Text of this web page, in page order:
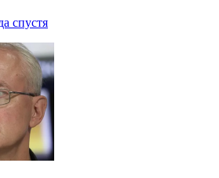
спустя